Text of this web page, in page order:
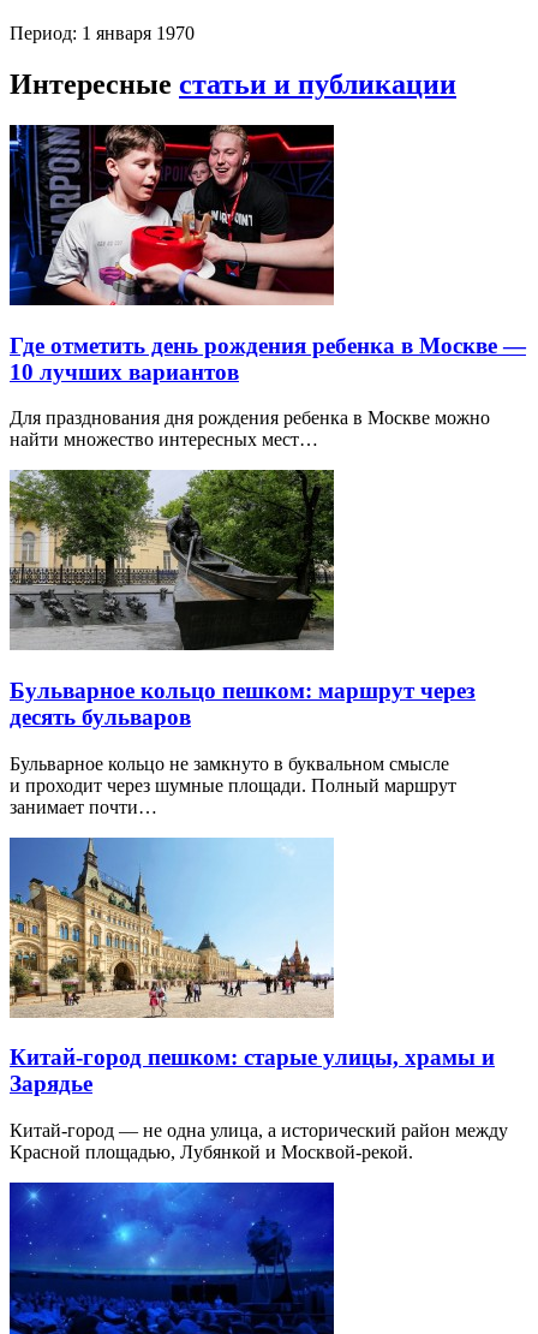
Период: 1 января 1970
Интересные статьи и публикации
Где отметить день рождения ребенка в Москве —
10 лучших вариантов
Для празднования дня рождения ребенка в Москве можно
найти множество интересных мест…
Бульварное кольцо пешком: маршрут через
десять бульваров
Бульварное кольцо не замкнуто в буквальном смысле
и проходит через шумные площади. Полный маршрут
занимает почти…
Китай-город пешком: старые улицы, храмы и
Зарядье
Китай-город — не одна улица, а исторический район между
Красной площадью, Лубянкой и Москвой-рекой.